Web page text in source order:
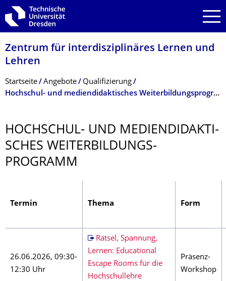
Zur Hauptnavigation springen
Zur Suche springen
Zum Inhalt springen
Zentrum für interdisziplinäres Lernen und
Lehren
Breadcrumb-Menü
Startseite Angebote
Qualifizierung
Hochschul- und mediendidaktisches Weiterbildungsprogramm
HOCHSCHUL- UND MEDIENDIDAKTI­
SCHES WEITERBILDUNGS­
PROGRAMM
Termin Thema Form
26.06.2026, 09:30-
12:30 Uhr
Rätsel, Spannung,
Lernen: Educational
Escape Rooms für die
Hochschullehre
Präsenz-
Workshop